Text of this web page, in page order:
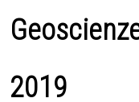
2019